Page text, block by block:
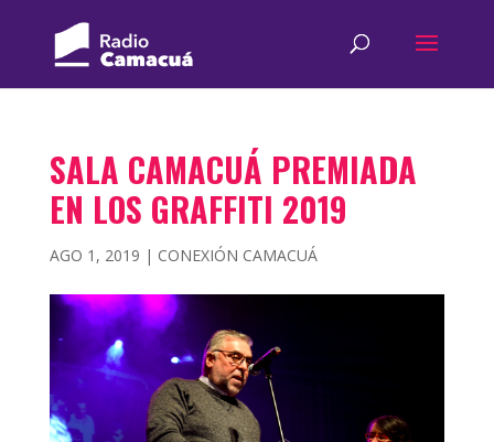
SALA CAMACUÁ PREMIADA
EN LOS GRAFFITI 2019
AGO 1, 2019 | CONEXIÓN CAMACUÁ